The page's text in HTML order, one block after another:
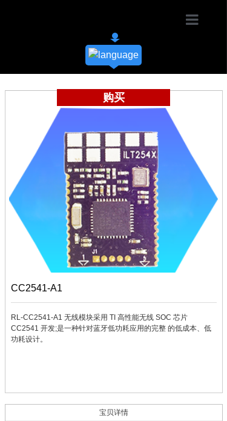
首页
产品展示
应用方案
资料下载
关于瑞迪莱
联系我们
CC2541-A1
RL-CC2541-A1 无线模块采用 TI 高性能无线 SOC 芯片
CC2541 开发;是一种针对蓝牙低功耗应用的完整 的低成本、低
功耗设计。
购买
宝贝详情